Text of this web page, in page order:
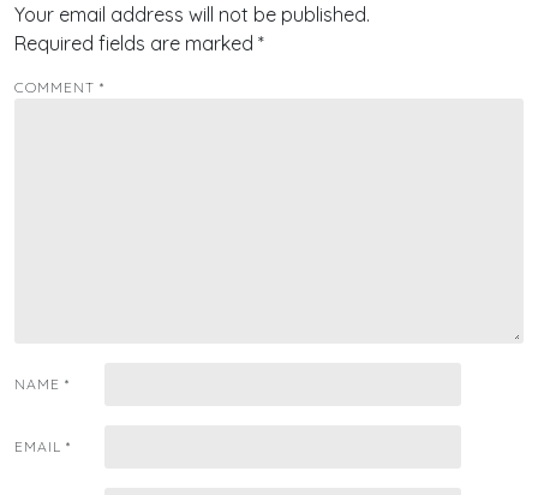
Your email address will not be published.
Required fields are marked *
COMMENT *
NAME *
EMAIL *